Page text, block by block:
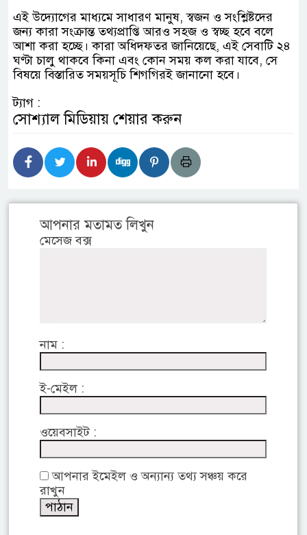
এই উদ্যোগের মাধ্যমে সাধারণ মানুষ, স্বজন ও সংশ্লিষ্টদের
জন্য কারা সংক্রান্ত তথ্যপ্রাপ্তি আরও সহজ ও স্বচ্ছ হবে বলে
আশা করা হচ্ছে। কারা অধিদফতর জানিয়েছে, এই সেবাটি ২৪
ঘণ্টা চালু থাকবে কিনা এবং কোন সময় কল করা যাবে, সে
বিষয়ে বিস্তারিত সময়সূচি শিগগিরই জানানো হবে।
ট্যাগ :
সোশ্যাল মিডিয়ায় শেয়ার করুন
আপনার মতামত লিখুন
মেসেজ বক্স
নাম :
ই-মেইল :
ওয়েবসাইট :
আপনার ইমেইল ও অন্যান্য তথ্য সঞ্চয় করে
রাখুন